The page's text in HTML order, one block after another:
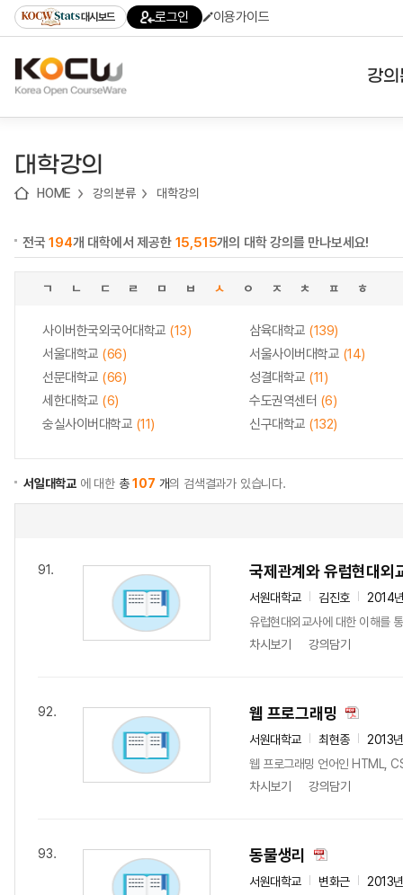
기
기
기
content)
가
대시보드 로그인 이용가이드
강
대학강의
HOME 강의분류 대학강의
전국194개 대학에서 제공한 15,515개의 대학 강의를 만나보세요!
ㄱ ㄴ ㄷ ㄹ ㅁ ㅂ ㅅ ㅇ ㅈ ㅊ ㅍ ㅎ
사이버한국외국어대학교 (13) 삼육대학교 (139)
서울대학교 (66) 서울사이버대학교 (14)
선문대학교 (66) 성결대학교 (11)
세한대학교 (6) 수도권역센터 (6)
숭실사이버대학교 (11) 신구대학교 (132)
서일대학교 에 대한 총107 개의 검색결과가 있습니다.
91. 국제관계와 유럽현대외
서원대학교 김진호
2014
유럽현대외교사에 대한 이해를
차시보기
강의담기
92. 웹 프로그래밍
서원대학교 최현종
2013
웹 프로그래밍 언어인 HTML,
차시보기
강의담기
93. 동물생리
서원대학교 변화근
2013